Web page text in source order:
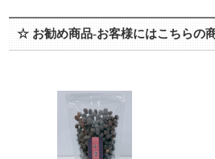
☆ お勧め商品-お客様にはこちらの